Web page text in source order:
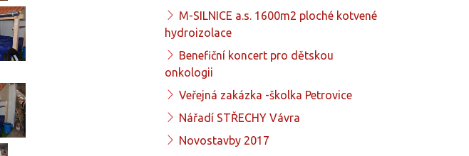
M-SILNICE a.s. 1600m2 ploché kotvené
hydroizolace
Benefiční koncert pro dětskou
onkologii
Veřejná zakázka -školka Petrovice
Nářadí STŘECHY Vávra
Novostavby 2017